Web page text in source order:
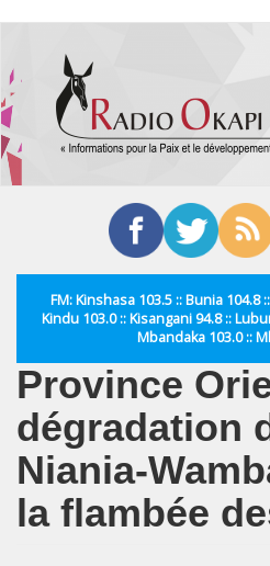
contenu
principal
FM: Kinshasa 103.5 :: Bunia 104.8
Kindu 103.0 :: Kisangani 94.8 ::
Mbandaka 103.0 ::
Province
dégradation
Niania-
la flambée